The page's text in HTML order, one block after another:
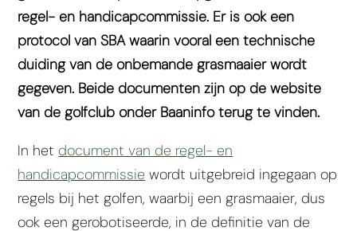
regel- en handicapcommissie. Er is ook een
protocol van SBA waarin vooral een technische
duiding van de onbemande grasmaaier wordt
gegeven. Beide documenten zijn op de website
van de golfclub onder Baaninfo terug te vinden.
In hetdocument van de regel- en
handicapcommissie wordt uitgebreid ingegaan op
regels bij het golfen, waarbij een grasmaaier, dus
ook een gerobotiseerde, in de definitie van de